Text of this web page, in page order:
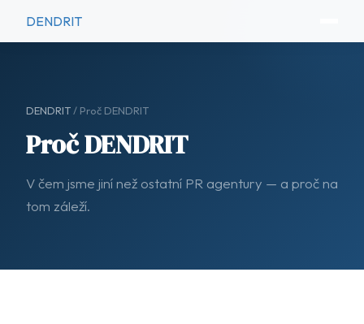
DENDRIT
DENDRIT/ Proč DENDRIT
Proč DENDRIT
V čem jsme jiní než ostatní PR agentury — a proč na
tom záleží.